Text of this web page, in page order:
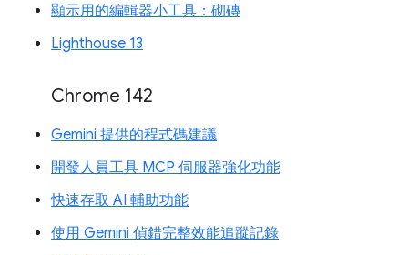
顯示用的編輯器小工具：砌磚
Lighthouse 13
Chrome 142
Gemini 提供的程式碼建議
開發人員工具 MCP 伺服器強化功能
快速存取 AI 輔助功能
使用 Gemini 偵錯完整效能追蹤記錄